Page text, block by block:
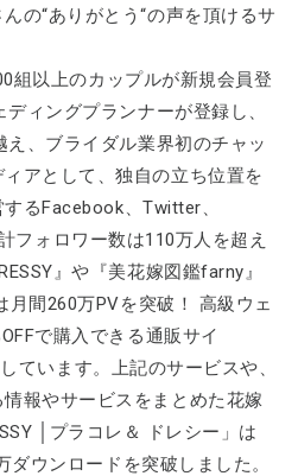
の“ありがとう“の声を頂けるサ
組以上のカップルが新規会員登
ィングプランナーが登録し、
、ブライダル業界初のチャッ
アとして、独自の立ち位置を
るFacebook、Twitter、
フォロワー数は110万人を超え
』や『美花嫁図鑑farny』
月間260万PVを突破！ 高級ウェ
で購入できる通販サイ
しています。上記のサービスや、
報やサービスをまとめた花嫁
│プラコレ＆ ドレシー」は
ウンロードを突破しました。